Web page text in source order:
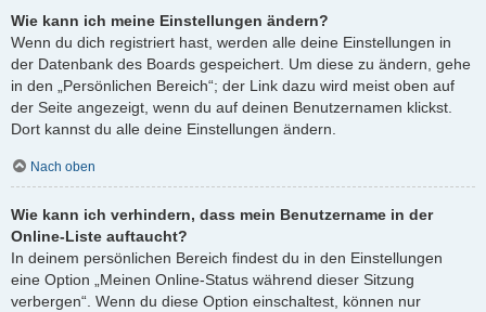
Wie kann ich meine Einstellungen ändern?
Wenn du dich registriert hast, werden alle deine Einstellungen in
der Datenbank des Boards gespeichert. Um diese zu ändern, gehe
in den „Persönlichen Bereich“; der Link dazu wird meist oben auf
der Seite angezeigt, wenn du auf deinen Benutzernamen klickst.
Dort kannst du alle deine Einstellungen ändern.
Nach oben
Wie kann ich verhindern, dass mein Benutzername in der
Online-Liste auftaucht?
In deinem persönlichen Bereich findest du in den Einstellungen
eine Option „Meinen Online-Status während dieser Sitzung
verbergen“. Wenn du diese Option einschaltest, können nur